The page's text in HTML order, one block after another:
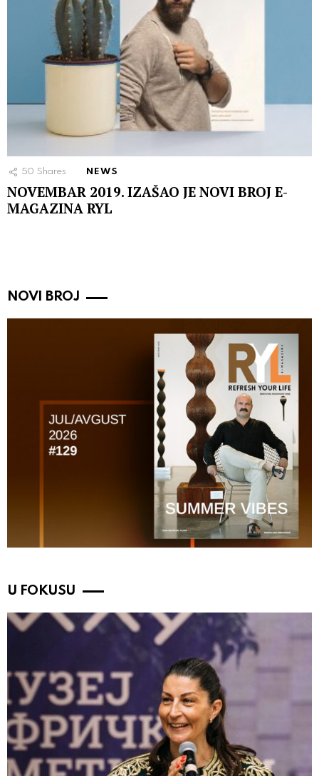
50 Shares NEWS
NOVEMBAR 2019. IZAŠAO JE NOVI BROJ E-
MAGAZINA RYL
NOVI BROJ
U FOKUSU